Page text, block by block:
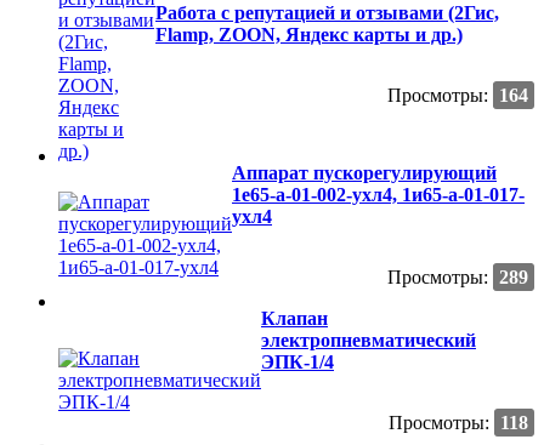
Работа с репутацией и отзывами (2Гис,
Flamp, ZOON, Яндекс карты и др.)
Просмотры: 164
Аппарат пускорегулирующий
1е65-а-01-002-ухл4, 1и65-а-01-017-
ухл4
Просмотры: 289
Клапан
электропневматический
ЭПК-1/4
Просмотры: 118